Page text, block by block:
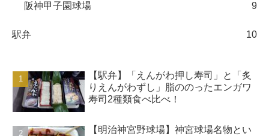
阪神甲子園球場 9
駅弁 10
【駅弁】「えんがわ押し寿司」と「炙
りえんがわずし」脂ののったエンガワ
寿司2種類食べ比べ！
【明治神宮野球場】神宮球場名物とい